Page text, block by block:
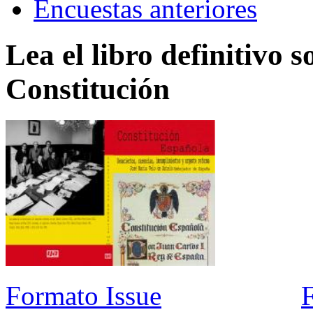
Encuestas anteriores
Lea el libro definitivo
Constitución
Formato Issue